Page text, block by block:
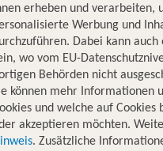
erheben und verarbeiten,
Werbung und
Dabei kann
wo vom EU-
Behörden nicht
können mehr Informationen
und welche auf
akzeptieren möchten.
. Zusätzliche